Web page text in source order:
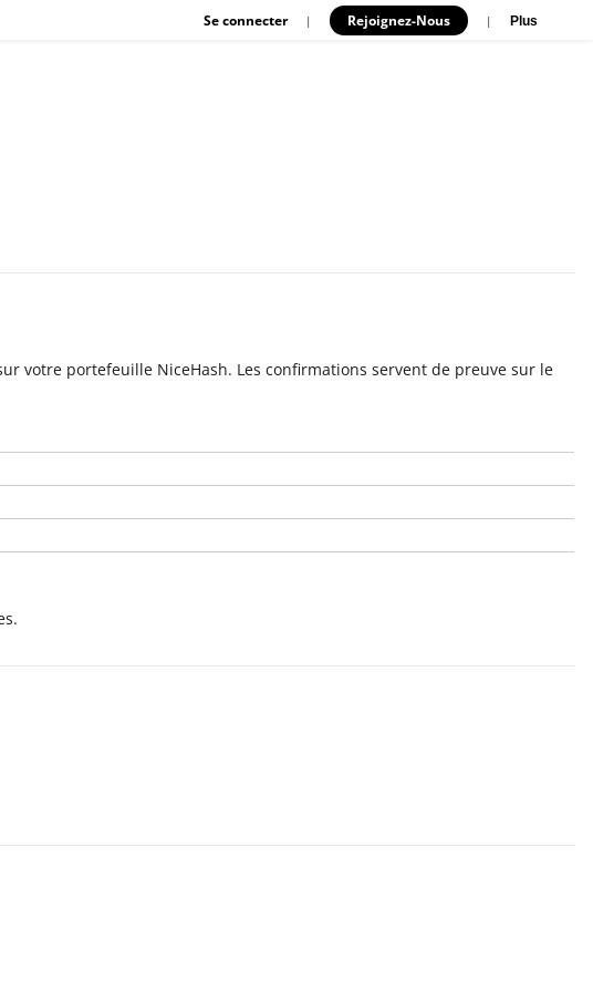
Se connecter | Rejoignez-Nous | Plus
votre portefeuille NiceHash. Les confirmations servent de preuve sur le